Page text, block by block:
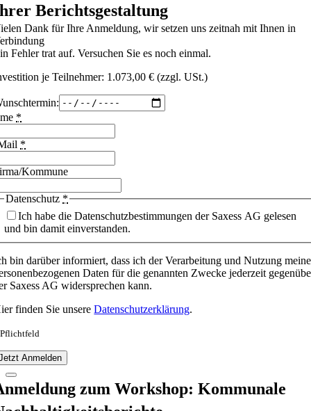
Berichtsgestaltung
Dank für Ihre Anmeldung, wir setzen uns zeitnah mit Ihnen in
Fehler trat auf. Versuchen Sie es noch einmal.
je Teilnehmer: 1.073,00 € (zzgl. USt.)
*
*
Kommune
Datenschutz *
Ich habe die Datenschutzbestimmungen der Saxess AG gelesen
und bin damit einverstanden.
bin darüber informiert, dass ich der Verarbeitung und Nutzung
Daten für die genannten Zwecke jederzeit
Saxess AG widersprechen kann.
finden Sie unsereDatenschutzerklärung.
Anmelden
zum Workshop: Kommunale